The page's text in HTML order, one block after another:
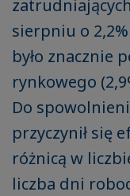
sierpniu o
było znacznie
rynkowego
Do
przyczynił się
różnicą w
liczba dni